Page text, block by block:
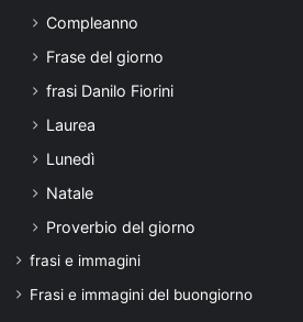
Compleanno
Frase del giorno
frasi Danilo Fiorini
Laurea
Lunedì
Natale
Proverbio del giorno
frasi e immagini
Frasi e immagini del buongiorno